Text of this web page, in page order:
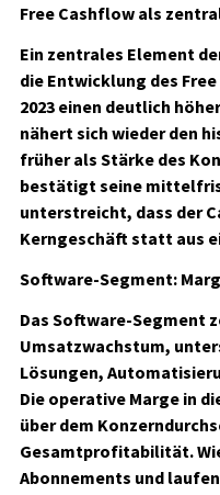
Free Cashflow als
Ein zentrales Element
die Entwicklung des
2023 einen deutlich
nähert sich wieder den
früher als Stärke des
bestätigt seine
unterstreicht, dass der
Kerngeschäft statt aus
Software-Segment:
Das Software-Segment
Umsatzwachstum,
Lösungen,
Die operative Marge in
über dem
Gesamtprofitabilität.
Abonnements und